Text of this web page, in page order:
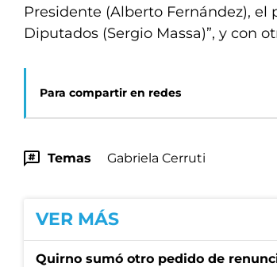
Presidente (Alberto Fernández), el
Diputados (Sergio Massa)”, y con
Para compartir en redes
Temas Gabriela Cerruti
VER MÁS
Quirno sumó otro pedido de